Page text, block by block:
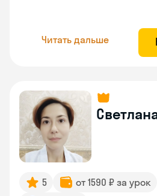
Читать дальше
5 от 1590 ₽ за урок